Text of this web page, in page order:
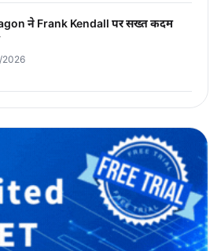
ने Frank Kendall पर सख्त कदम
2026